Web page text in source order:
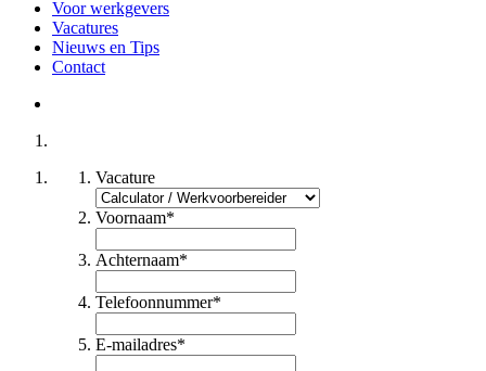
Voor werkgevers
Vacatures
Nieuws en Tips
Contact
Vacature
Voornaam*
Achternaam*
Telefoonnummer*
E-mailadres*